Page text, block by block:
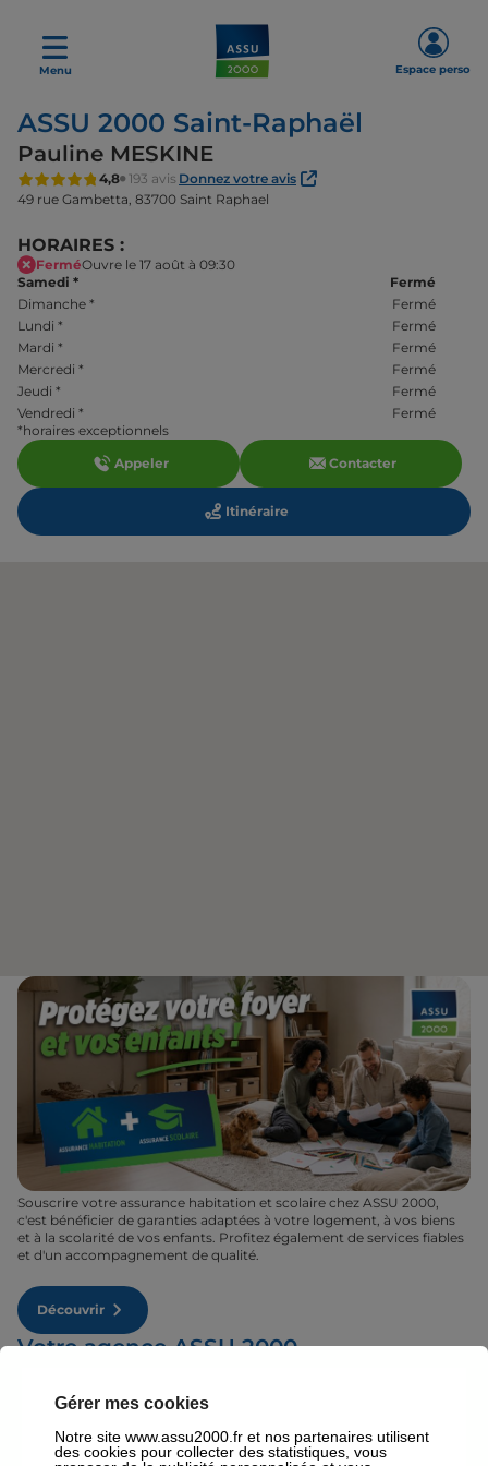
Menu Espace perso
ASSU 2000 Saint-Raphaël
Pauline MESKINE
4,8 193 avis Donnez votre avis
49 rue Gambetta, 83700 Saint Raphael
HORAIRES :
FerméOuvre le 17 août à 09:30
Samedi *
Fermé
Dimanche *
Fermé
Lundi *
Fermé
Mardi *
Fermé
Mercredi *
Fermé
Jeudi *
Fermé
Vendredi *
Fermé
*horaires exceptionnels
Appeler
Contacter
Itinéraire
Souscrire votre assurance habitation et scolaire chez ASSU 2000,
c'est bénéficier de garanties adaptées à votre logement, à vos biens
et à la scolarité de vos enfants. Profitez également de services fiables
et d'un accompagnement de qualité.
Découvrir
Votre agence ASSU 2000
des contrats d'assurance à Saint Raphael : auto, moto, santé ou
fera son maximum pour vous proposer le contrat qu'il vous faut au
tarif le plus juste. Rendez-vous donc dans votre agence ASSU 2000
Gérer mes cookies
Notre site www.assu2000.fr et nos partenaires utilisent
des cookies pour collecter des statistiques, vous